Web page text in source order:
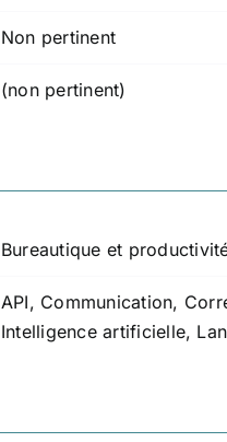
Non pertinent
(non pertinent)
Bureautique et
API, Communication,
Intelligence artificielle,